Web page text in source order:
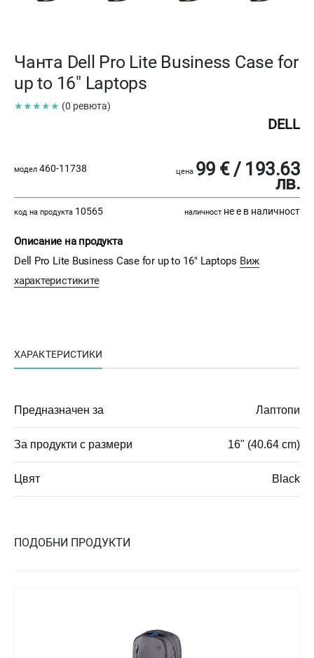
Чанта Dell Pro Lite Business Case for
up to 16" Laptops
★★★★★ (0 ревюта)
DELL
модел 460-11738 цена 99 € / 193.63
лв.
код на продукта 10565 наличност не е в наличност
Описание на продукта
Dell Pro Lite Business Case for up to 16" Laptops Виж
характеристиките
ХАРАКТЕРИСТИКИ
Предназначен за Лаптопи
За продукти с размери 16" (40.64 cm)
Цвят Black
ПОДОБНИ ПРОДУКТИ